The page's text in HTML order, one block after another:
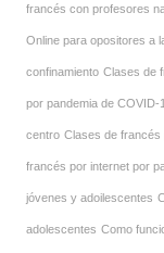
francés con profesores
Online para opositores a
confinamiento Clases de
por pandemia de COVID-
centro Clases de francés
francés por internet por
jóvenes y adoilescentes
adolescentes Como